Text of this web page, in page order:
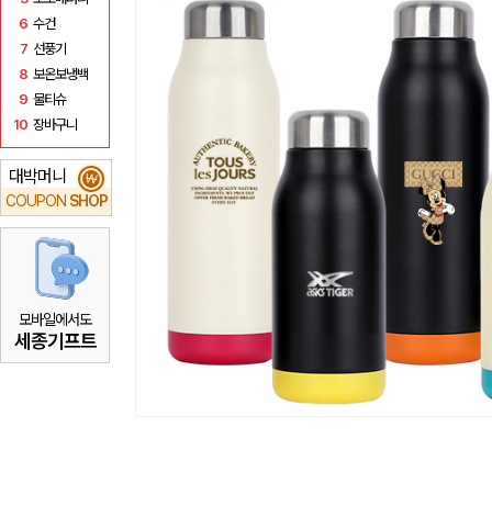
6 수건
7 선풍기
8 보온보냉백
9 물티슈
10 장바구니
대박머니
COUPON SHOP
₩
모바일에서도
세종기프트